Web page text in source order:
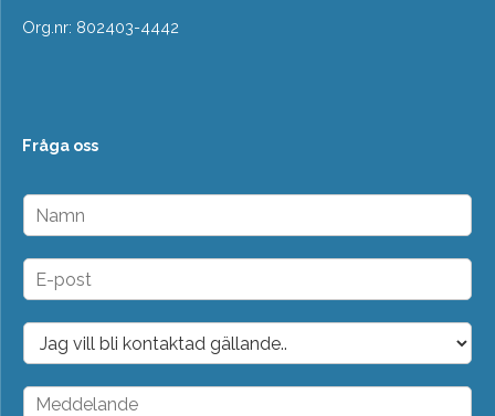
Org.nr: 802403-4442
Fråga oss
N
n
E
o
t
*
D
p
M